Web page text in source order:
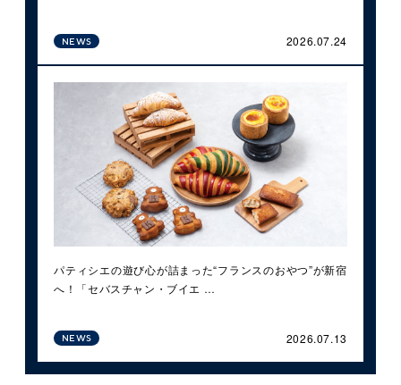
NEWS 2026.07.24
パティシエの遊び心が詰まった“フランスのおやつ”が新宿
へ！「セバスチャン・ブイエ …
NEWS 2026.07.13